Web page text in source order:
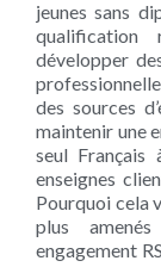
jeunes sans
qualification
développer
des sources
maintenir une
seul Français
enseignes
Pourquoi cela
plus
engagement